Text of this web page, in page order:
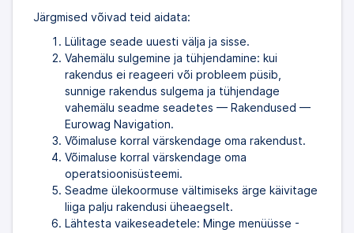
Järgmised võivad teid aidata:
Lülitage seade uuesti välja ja sisse.
Vahemälu sulgemine ja tühjendamine: kui
rakendus ei reageeri või probleem püsib,
sunnige rakendus sulgema ja tühjendage
vahemälu seadme seadetes — Rakendused —
Eurowag Navigation.
Võimaluse korral värskendage oma rakendust.
Võimaluse korral värskendage oma
operatsioonisüsteemi.
Seadme ülekoormuse vältimiseks ärge käivitage
liiga palju rakendusi üheaegselt.
Lähtesta vaikeseadetele: Minge menüüsse -